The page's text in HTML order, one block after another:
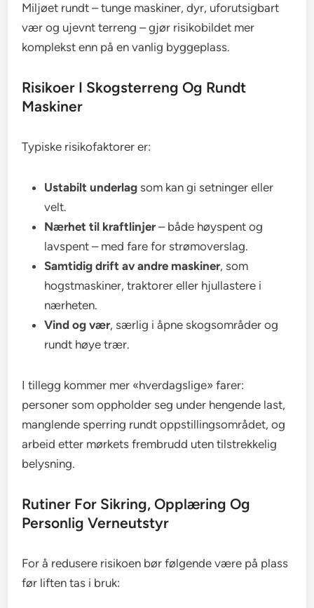
Miljøet rundt – tunge maskiner, dyr, uforutsigbart
vær og ujevnt terreng – gjør risikobildet mer
komplekst enn på en vanlig byggeplass.
Risikoer I Skogsterreng Og Rundt
Maskiner
Typiske risikofaktorer er:
Ustabilt underlag som kan gi setninger eller
velt.
Nærhet til kraftlinjer– både høyspent og
lavspent – med fare for strømoverslag.
Samtidig drift av andre maskiner, som
hogstmaskiner, traktorer eller hjullastere i
nærheten.
Vind og vær, særlig i åpne skogsområder og
rundt høye trær.
I tillegg kommer mer «hverdagslige» farer:
personer som oppholder seg under hengende last,
manglende sperring rundt oppstillingsområdet, og
arbeid etter mørkets frembrudd uten tilstrekkelig
belysning.
Rutiner For Sikring, Opplæring Og
Personlig Verneutstyr
For å redusere risikoen bør følgende være på plass
før liften tas i bruk: